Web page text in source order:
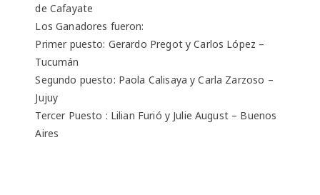
de Cafayate
Los Ganadores fueron:
Primer puesto: Gerardo Pregot y Carlos López –
Tucumán
Segundo puesto: Paola Calisaya y Carla Zarzoso –
Jujuy
Tercer Puesto : Lilian Furió y Julie August – Buenos
Aires